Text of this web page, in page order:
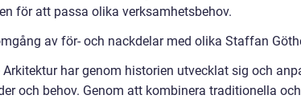
för att passa olika verksamhetsbehov.
av för- och nackdelar med olika Staffan
har genom historien utvecklat sig och
och behov. Genom att kombinera traditionella